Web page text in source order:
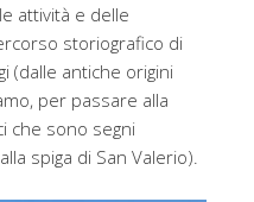
attività e delle
storiografico di
(dalle antiche origini
per passare alla
che sono segni
spiga di San Valerio).